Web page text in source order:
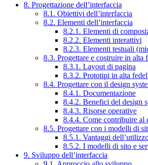
8. Progettazione dell’interfaccia
8.1. Obiettivi dell’interfaccia
8.2. Elementi dell’interfaccia
8.2.1. Elementi di
8.2.2. Elementi interattivi
8.2.3. Elementi testuali
8.3. Progettare e costruire in alta
8.3.1. Layout di pagina
8.3.2. Prototipi in alta
8.4. Progettare con il design
8.4.1. Documentazione
8.4.2. Benefici del design
8.4.3. Risorse operative
8.4.4. Come contribuire al
8.5. Progettare con i modelli di
8.5.1. Vantaggi
8.5.2. I modelli di sito e
9. Sviluppo dell’interfaccia